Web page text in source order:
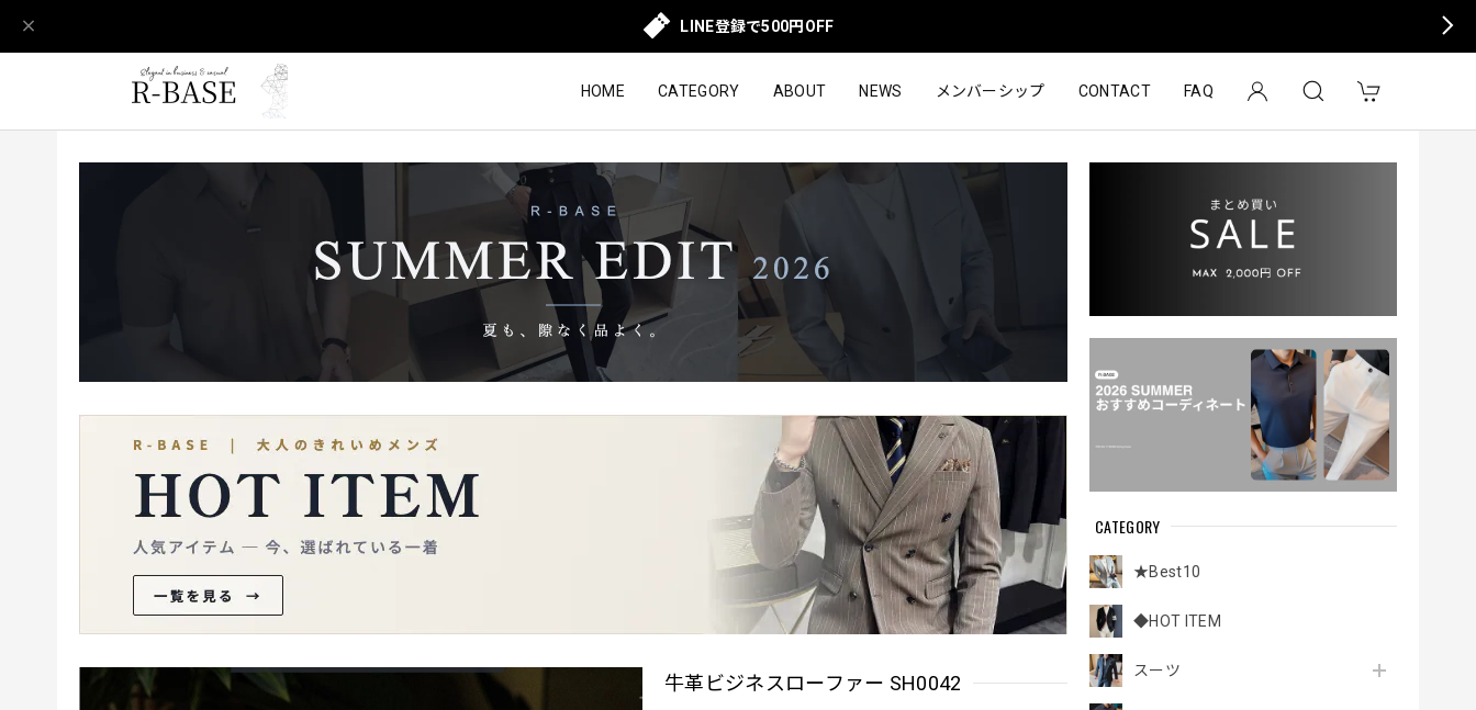
LINE登録で500円OFF
HOME CATEGORY ABOUT NEWS メンバーシップ CONTACT FAQ
CATEGORY
★Best10
◆HOT ITEM
スーツ
牛革ビジネスローファー SH0042